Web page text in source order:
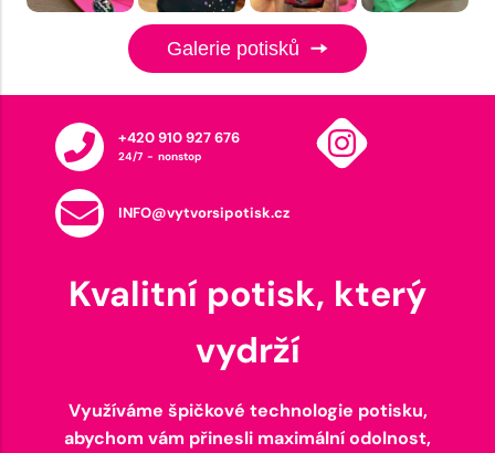
Galerie potisků
+420 910 927 676
24/7 - nonstop
INFO@vytvorsipotisk.cz
Kvalitní potisk, který
vydrží
Využíváme špičkové technologie potisku,
abychom vám přinesli maximální odolnost,